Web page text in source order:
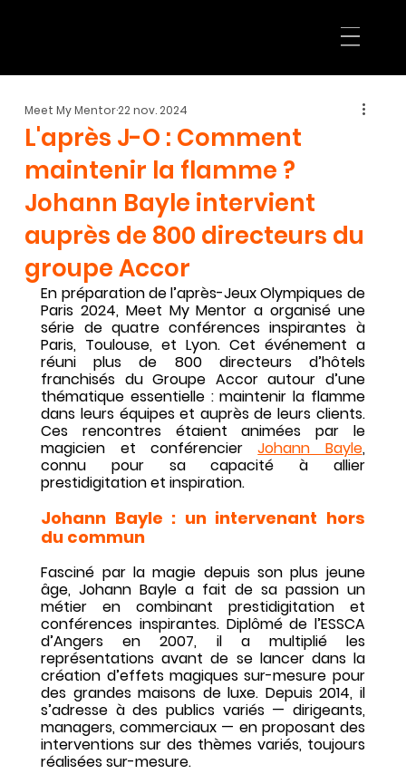
L'après J-O : Comment
maintenir la flamme ?
Johann Bayle intervient
auprès de 800 directeurs du
groupe Accor
Meet My Mentor22 nov. 2024
En préparation de l’après-Jeux Olympiques de
Paris 2024, Meet My Mentor a organisé une
série de quatre conférences inspirantes à
Paris, Toulouse, et Lyon. Cet événement a
réuni plus de 800 directeurs d’hôtels
franchisés du Groupe Accor autour d’une
thématique essentielle : maintenir la flamme
dans leurs équipes et auprès de leurs clients.
Ces rencontres étaient animées par le
magicien et conférencier Johann Bayle,
connu pour sa capacité à allier
prestidigitation et inspiration.
Johann Bayle : un intervenant hors
du commun
Fasciné par la magie depuis son plus jeune
âge, Johann Bayle a fait de sa passion un
métier en combinant prestidigitation et
conférences inspirantes. Diplômé de l’ESSCA
d’Angers en 2007, il a multiplié les
représentations avant de se lancer dans la
création d’effets magiques sur-mesure pour
des grandes maisons de luxe. Depuis 2014, il
s’adresse à des publics variés — dirigeants,
managers, commerciaux — en proposant des
interventions sur des thèmes variés, toujours
réalisées sur-mesure.